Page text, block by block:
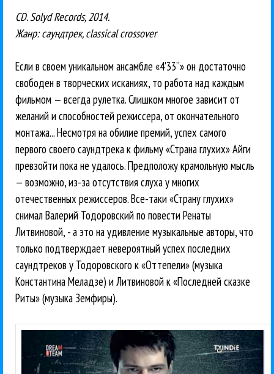
CD. Solyd Records, 2014.
Жанр: саундтрек, classical crossover
Если в своем уникальном ансамбле «4'33”» он достаточно
свободен в творческих исканиях, то работа над каждым
фильмом — всегда рулетка. Слишком многое зависит от
желаний и способностей режиссера, от окончательного
монтажа... Несмотря на обилие премий, успех самого
первого своего саундтрека к фильму «Страна глухих» Айги
превзойти пока не удалось. Предположу крамольную мысль
— возможно, из-за отсутствия слуха у многих
отечественных режиссеров. Все-таки «Страну глухих»
снимал Валерий Тодоровский по повести Ренаты
Литвиновой, - а это на удивление музыкальные авторы, что
только подтверждает невероятный успех последних
саундтреков у Тодоровского к «Оттепели» (музыка
Константина Меладзе) и Литвиновой к «Последней сказке
Риты» (музыка Земфиры).